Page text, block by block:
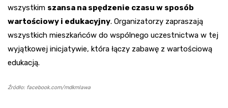
wszystkim szansa na spędzenie czasu w sposób
wartościowy i edukacyjny. Organizatorzy zapraszają
wszystkich mieszkańców do wspólnego uczestnictwa w tej
wyjątkowej inicjatywie, która łączy zabawę z wartościową
edukacją.
Źródło: facebook.com/mdkmlawa